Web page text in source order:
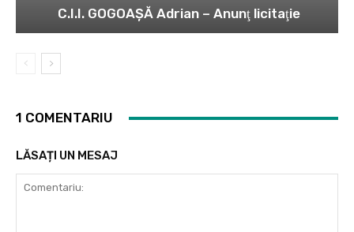
C.I.I. GOGOAŞĂ Adrian – Anunţ licitaţie
1 COMENTARIU
LĂSAȚI UN MESAJ